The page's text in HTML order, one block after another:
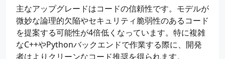
主なアップグレードはコードの信頼性です。モデルが
微妙な論理的欠陥やセキュリティ脆弱性のあるコード
を提案する可能性が4倍低くなっています。特に複雑
なC++やPythonバックエンドで作業する際に、開発
者はよりクリーンなコード推奨を得られます。